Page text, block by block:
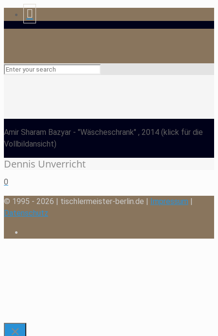
Amir Sharam Bazyar - "Wäscheschrank" , 2014 (klick für die
Vollbildansicht)
Dennis Unverricht
0
© 1995 - 2026 | tischlermeister-berlin.de | Impressum
Datenschutz